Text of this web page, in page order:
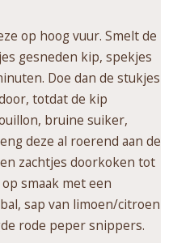
op hoog vuur. Smelt de
gesneden kip, spekjes
Doe dan de stukjes
totdat de kip
bruine suiker,
deze al roerend aan de
zachtjes doorkoken tot
smaak met een
sap van limoen/citroen
rode peper snippers.